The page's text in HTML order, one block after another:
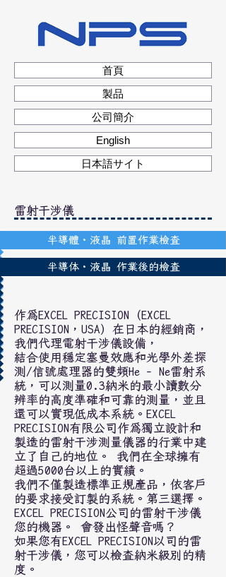
首頁
製品
公司簡介
English
日本語サイト
雷射干涉儀
半導體・液晶 前置作業檢查
半導体・液晶 作業後的檢查
作為EXCEL PRECISION（EXCEL
PRECISION，USA）在日本的經銷商，
我們代理電射干涉儀設備，
結合使用穩定塞曼效應和光學外差探
測/信號處理器的雙頻He - Ne雷射系
統，可以測量0.3納米的最小讀數分
辨率的高度準確和可靠的測量，並且
還可以實現低成本系統。EXCEL
PRECISION有限公司作為獨立設計和
製造的雷射干涉測量儀器的行業中建
立了自己的地位。 我們在全球擁有
超過5000台以上的實績。
我們不僅製造標準正規產品，依客戶
的要求接受訂製的系統。第三選擇。
EXCEL PRECISION公司的雷射干涉儀
您的機器。 會發出怪聲音嗎？
如果您有EXCEL PRECISION以司的雷
射干涉儀，您可以檢查納米級別的精
度。